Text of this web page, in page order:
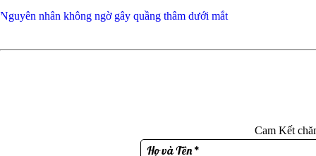
Nguyên nhân không ngờ gây quầng thâm dưới mắt
Cam Kết